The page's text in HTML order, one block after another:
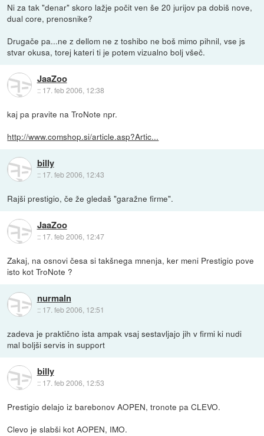
Ni za tak "denar" skoro lažje počit ven še 20 jurijov pa dobiš nove,
dual core, prenosnike?
Drugače pa...ne z dellom ne z toshibo ne boš mimo pihnil, vse js
stvar okusa, torej kateri ti je potem vizualno bolj všeč.
JaaZoo
:: 17. feb 2006, 12:38
kaj pa pravite na TroNote npr.
http://www.comshop.si/article.asp?Artic...
billy
:: 17. feb 2006, 12:43
Rajši prestigio, če že gledaš "garažne firme".
JaaZoo
:: 17. feb 2006, 12:47
Zakaj, na osnovi česa si takšnega mnenja, ker meni Prestigio pove
isto kot TroNote ?
nurmaln
:: 17. feb 2006, 12:51
zadeva je praktično ista ampak vsaj sestavljajo jih v firmi ki nudi
mal boljši servis in support
billy
:: 17. feb 2006, 12:53
Prestigio delajo iz barebonov AOPEN, tronote pa CLEVO.
Clevo je slabši kot AOPEN, IMO.